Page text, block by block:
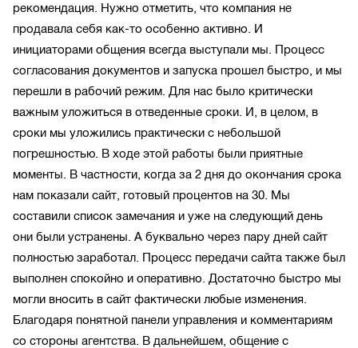
рекомендация. Нужно отметить, что компания не
продавала себя как-то особенно активно. И
инициаторами общения всегда выступали мы. Процесс
согласования документов и запуска прошел быстро, и мы
перешли в рабочий режим. Для нас было критически
важным уложиться в отведенные сроки. И, в целом, в
сроки мы уложились практически с небольшой
погрешностью. В ходе этой работы были приятные
моменты. В частности, когда за 2 дня до окончания срока
нам показали сайт, готовый процентов на 30. Мы
составили список замечания и уже на следующий день
они были устранены. А буквально через пару дней сайт
полностью заработал. Процесс передачи сайта также был
выполнен спокойно и оперативно. Достаточно быстро мы
могли вносить в сайт фактически любые изменения.
Благодаря понятной панели управления и комментариям
со стороны агентства. В дальнейшем, общение с